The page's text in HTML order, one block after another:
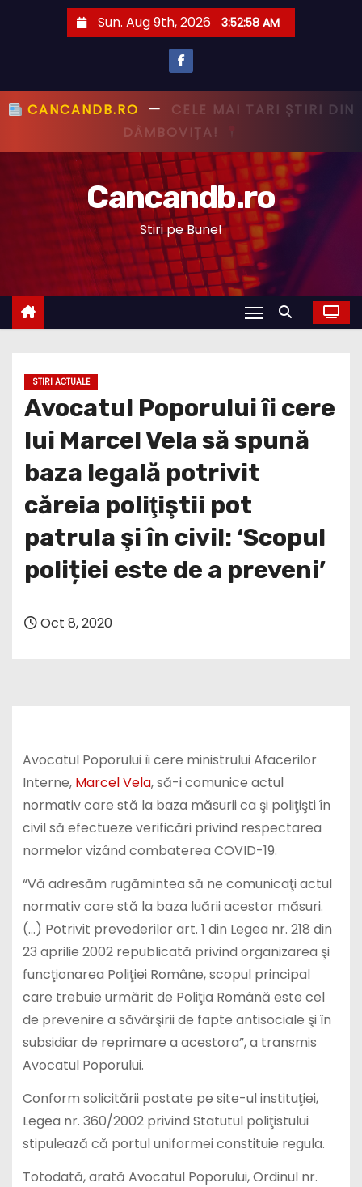
Sun. Aug 9th, 2026 3:52:59 AM
CANCANDB.RO— PRIMUL CU ȘTIREA,
PRIMUL CU ADEVĂRUL!
Cancandb.ro
Stiri pe Bune!
STIRI ACTUALE
Avocatul Poporului îi cere
lui Marcel Vela să spună
baza legală potrivit
căreia poliţiştii pot
patrula şi în civil: ‘Scopul
poliției este de a preveni’
Oct 8, 2020
Avocatul Poporului îi cere ministrului Afacerilor
Interne, Marcel Vela, să-i comunice actul
normativ care stă la baza măsurii ca şi poliţişti în
civil să efectueze verificări privind respectarea
normelor vizând combaterea COVID-19.
“Vă adresăm rugămintea să ne comunicaţi actul
normativ care stă la baza luării acestor măsuri.
(…) Potrivit prevederilor art. 1 din Legea nr. 218 din
23 aprilie 2002 republicată privind organizarea şi
funcţionarea Poliţiei Române, scopul principal
care trebuie urmărit de Poliţia Română este cel
de prevenire a săvârşirii de fapte antisociale şi în
subsidiar de reprimare a acestora”, a transmis
Avocatul Poporului.
Conform solicitării postate pe site-ul instituţiei,
Legea nr. 360/2002 privind Statutul poliţistului
stipulează că portul uniformei constituie regula.
Totodată, arată Avocatul Poporului, Ordinul nr.